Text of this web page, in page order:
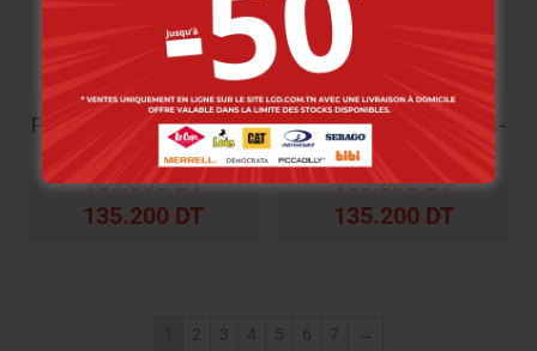
Piccadilly Mules Shoes-
04 249002-4 Preto Pic
169.000DT
135.200 DT
Piccadilly Mules Shoes-
03 249002-3 Brule Pic
169.000DT
135.200 DT
1 2 3 4 5 6 7 →